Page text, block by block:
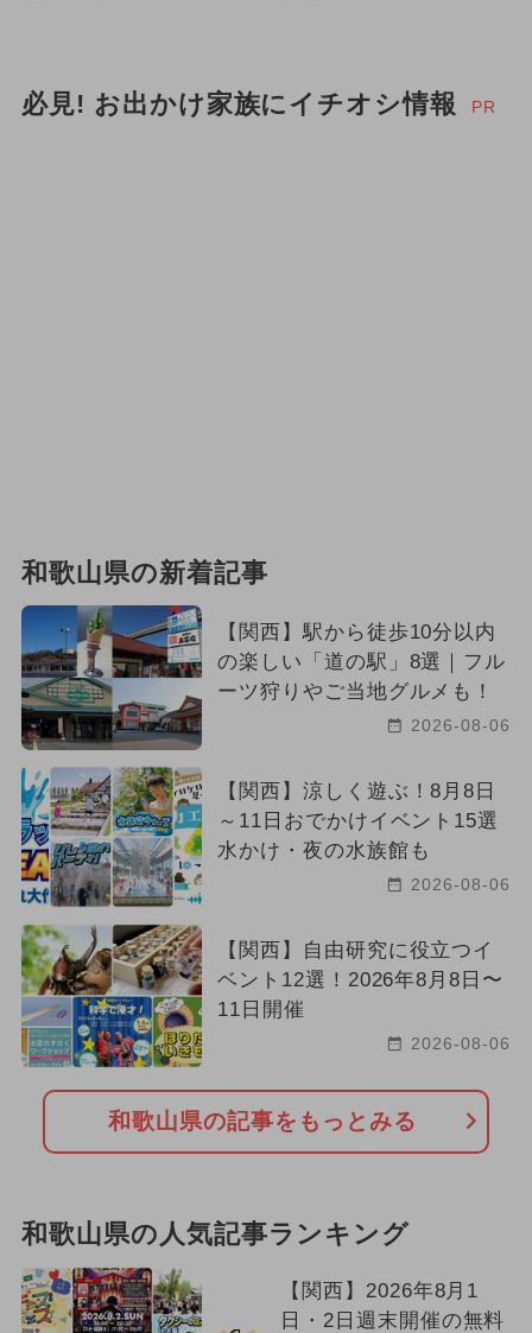
必見! お出かけ家族にイチオシ情報 PR
和歌山県の新着記事
【関西】駅から徒歩10分以内
の楽しい「道の駅」8選｜フル
ーツ狩りやご当地グルメも！
2026-08-06
【関西】涼しく遊ぶ！8月8日
～11日おでかけイベント15選
水かけ・夜の水族館も
2026-08-06
【関西】自由研究に役立つイ
ベント12選！2026年8月8日〜
11日開催
2026-08-06
和歌山県の記事をもっとみる
和歌山県の人気記事ランキング
【関西】2026年8月1
日・2日週末開催の無料